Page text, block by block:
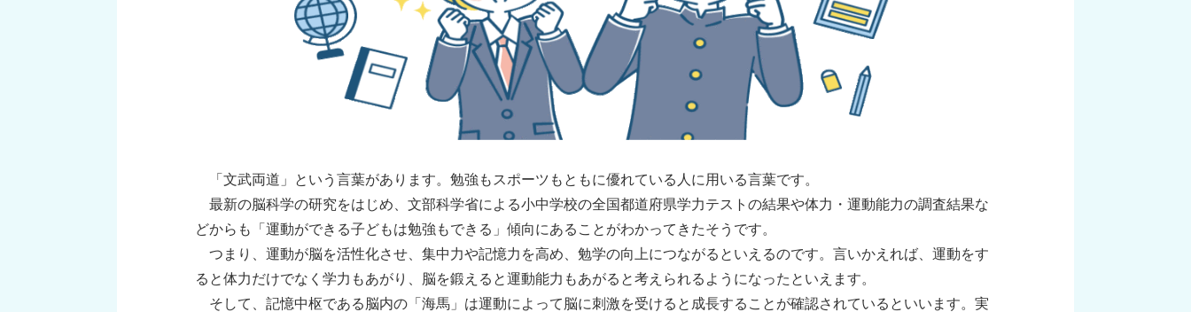
「文武両道」という言葉があります。勉強もスポーツもともに優れている人に用いる言葉です。
最新の脳科学の研究をはじめ、文部科学省による小中学校の全国都道府県学力テストの結果や体力・運動能力の調査結果な
どからも「運動ができる子どもは勉強もできる」傾向にあることがわかってきたそうです。
つまり、運動が脳を活性化させ、集中力や記憶力を高め、勉学の向上につながるといえるのです。言いかえれば、運動をす
ると体力だけでなく学力もあがり、脳を鍛えると運動能力もあがると考えられるようになったといえます。
そして、記憶中枢である脳内の「海馬」は運動によって脳に刺激を受けると成長することが確認されているといいます。実